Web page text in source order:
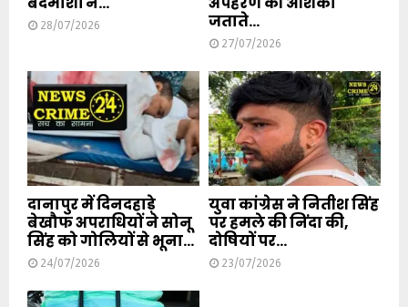
28/07/2026
जताते...
27/07/2026
दानापुर में दिनदहाड़े
बेखौफ अपराधियों ने सोनू
सिंह को गोलियों से भूना...
24/07/2026
युवा कांग्रेस ने नितीश सिंह
पर हमले की निंदा की,
दोषियों पर...
23/07/2026